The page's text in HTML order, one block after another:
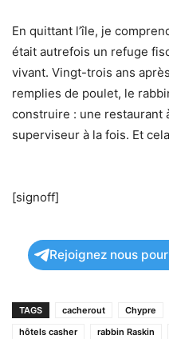
En quittant l’île, je
était autrefois un refuge
vivant. Vingt-trois ans
remplies de poulet, le
construire : une restaurant
superviseur à la fois. Et
[signoff]
Rejoignez nous
TAGS cacherout Chypre
hôtels casher
rabbin Raskin